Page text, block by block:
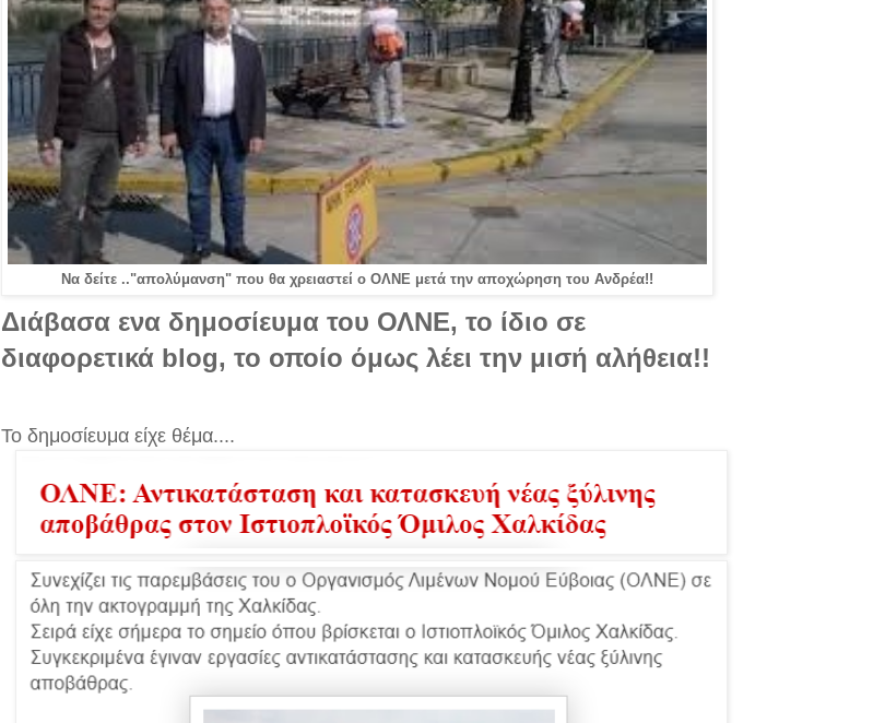
Να δείτε .."απολύμανση" που θα χρειαστεί ο ΟΛΝΕ μετά την αποχώρηση του Ανδρέα!!
Διάβασα ενα δημοσίευμα του ΟΛΝΕ, το ίδιο σε
διαφορετικά blog, το οποίο όμως λέει την μισή αλήθεια!!
Το δημοσίευμα είχε θέμα....